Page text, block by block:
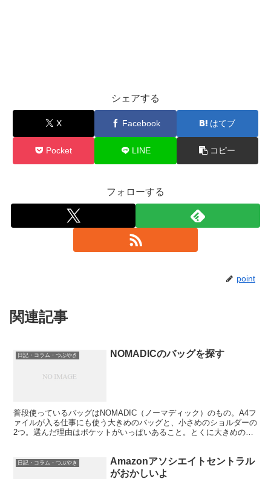
シェアする
X Facebook はてブ
Pocket LINE コピー
フォローする
point
関連記事
日記・コラム・つぶやき NOMADICのバッグを探す
普段使っているバッグはNOMADIC（ノーマディック）のもの。A4フ
ァイルが入る仕事にも使う大きめのバッグと、小さめのショルダーの
2つ。選んだ理由はポケットがいっぱいあること。とくに大きめのや
日記・コラム・つぶやき
Amazonアソシエイトセントラル
がおかしいよ